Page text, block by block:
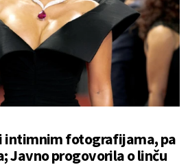
intimnim fotografijama, pa
Javno progovorila o linču